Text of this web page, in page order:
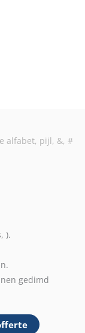
alfabet, pijl, &, #
).
gedimd